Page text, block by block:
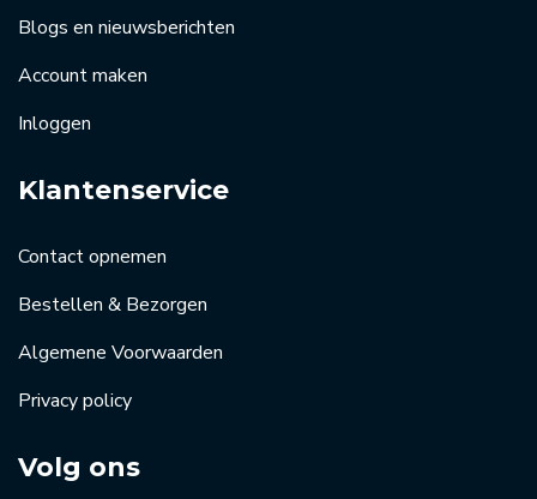
Blogs en nieuwsberichten
Account maken
Inloggen
Klantenservice
Contact opnemen
Bestellen & Bezorgen
Algemene Voorwaarden
Privacy policy
Volg ons